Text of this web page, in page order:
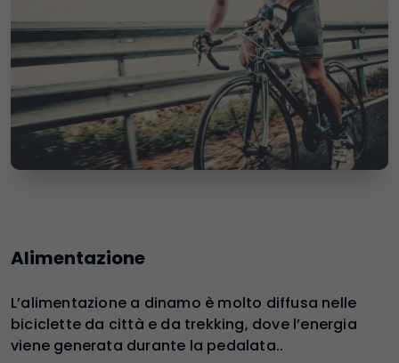
Alimentazione
L’alimentazione a dinamo è molto diffusa nelle
biciclette da città e da trekking, dove l’energia
viene generata durante la pedalata..